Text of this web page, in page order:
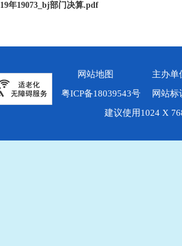
年19073_bj部门决算.pdf
网站地图
主办单
粤ICP备18039543号
网站标
建议使用1024 X